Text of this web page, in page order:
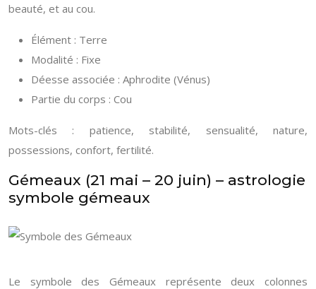
beauté, et au cou.
Élément : Terre
Modalité : Fixe
Déesse associée : Aphrodite (Vénus)
Partie du corps : Cou
Mots-clés : patience, stabilité, sensualité, nature,
possessions, confort, fertilité.
Gémeaux (21 mai – 20 juin) – astrologie
symbole gémeaux
Le symbole des Gémeaux représente deux colonnes